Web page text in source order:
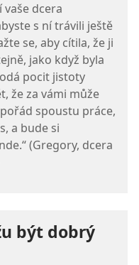
vaše dcera
s ní trávili ještě
se, aby cítila, že ji
jako když byla
pocit jistoty
že za vámi může
spoustu práce,
a bude si
(Gregory, dcera
být dobrý